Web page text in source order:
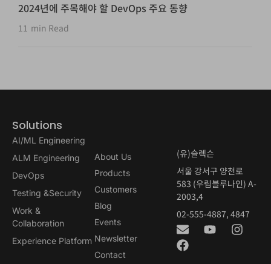
2024년에 주목해야 할 DevOps 주요 동향
11 min Read
Solutions
AI/ML Engineering
ALM Engineering
DevOps
Testing &Security
Work &
Collaboration
Experience Platform
About Us
Products
Customers
Blog
Events
Newsletter
Contact
(유)슬렉슨
서울 강서구 양천로
583 (우림블루나인) A-
2003,4
02-555-4887, 4847